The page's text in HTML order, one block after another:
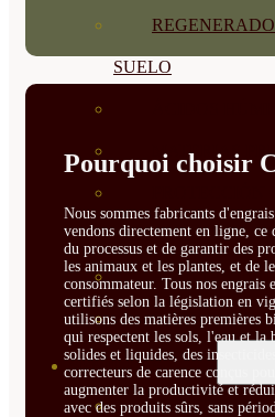
SUELO
MATERIAS
PLANTAS
PLANTAS
GROWPUNCH
SEMILLAS
VER TODAS
Pourquoi choisir
Nous sommes fabricants
vendons directement en ligne,
du processus et de garantir des
les animaux et les plantes, et de
consommateur. Tous nos
certifiés selon la législation en
utilisons des matières premières
qui respectent les sols, l'eau et
solides et liquides, des
correcteurs de carence conçus
augmenter la productivité et
avec des produits sûrs, sans